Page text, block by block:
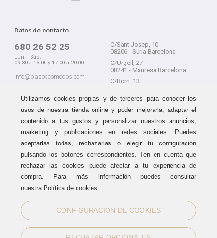
Datos de contacto
680 26 52 25
Lun. - Sáb.
09:30 a 13:00 y 17:00 a 20:00
info@pasoscomodos.com
C/Sant Josep, 10
08206 - Súria Barcelona
C/Urgell, 27
08241 - Manresa Barcelona
C/Born, 13
Guía de compra
Métodos de envío
Área de clientes
Devolución sin problemas
Haz tus compras sin miedo a
equivocarte:
aceptamos devolucionesdurante
15 días.
Sellos de confianza
Utilizamos cookies propias y de terceros para conocer los
usos de nuestra tienda online y poder mejorarla, adaptar el
contenido a tus gustos y personalizar nuestros anuncios,
marketing y publicaciones en redes sociales. Puedes
aceptarlas todas, rechazarlas o elegir tu configuración
pulsando los botones correspondientes. Ten en cuenta que
rechazar las cookies puede afectar a tu experiencia de
compra. Para más información puedes consultar
nuestra Política de cookies
CONFIGURACIÓN DE COOKIES